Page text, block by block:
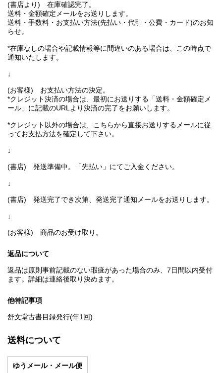
(書店より) 在庫確認完了。
送料・金額確定メールをお送りします。
送料・手数料・お支払い方法(先払い・代引・公費・カード)のお知
らせ。
*在庫なしの場合や記載情報等に間違いのある場合は、この時点で
通知いたします。
↓
(お客様) お支払い方法の決定。
*クレジット決済の場合は、最初にお送りする「送料・金額確定メ
ール」に記載のURLより決済の完了をお願いします。
*クレジット以外の場合は、こちらから直接お送りするメールに従
ってお支払方法を確定して下さい。
↓
(書店) 発送準備中。「先払い」にてご入金ください。
↓
(書店) 発送完了でき次第、発送完了通知メールをお送りします。
↓
(お客様) 商品のお受け取り。
返品について
返品は原則事前記載のない瑕疵があった場合のみ、7日間以内受付
ます。詳細は連絡後取り決めます。
他特記事項
舒文堂古書目録発行(年1回)
送料について
ゆうメール・メール便